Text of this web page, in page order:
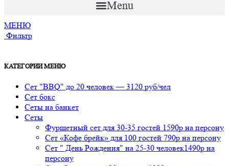
Menu
МЕНЮ
Фильтр
КАТЕГОРИИ МЕНЮ
Сет "BBQ" до 20 человек — 3120 руб/чел
Сет бокс
Сеты на банкет
Сеты
Фуршетный сет для 30-35 гостей 1590р на персону
Сет «Кофе брейк» для 100 гостей 790р на персону
Сет " День Рождения" на 25-30 человек1490р на
персону